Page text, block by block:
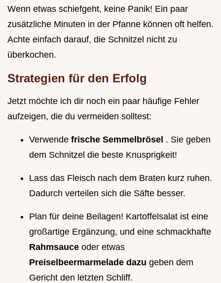
Wenn etwas schiefgeht, keine Panik! Ein paar
zusätzliche Minuten in der Pfanne können oft helfen.
Achte einfach darauf, die Schnitzel nicht zu
überkochen.
Strategien für den Erfolg
Jetzt möchte ich dir noch ein paar häufige Fehler
aufzeigen, die du vermeiden solltest:
Verwende frische Semmelbrösel . Sie geben
dem Schnitzel die beste Knusprigkeit!
Lass das Fleisch nach dem Braten kurz ruhen.
Dadurch verteilen sich die Säfte besser.
Plan für deine Beilagen! Kartoffelsalat ist eine
großartige Ergänzung, und eine schmackhafte
Rahmsauce oder etwas
Preiselbeermarmelade dazu geben dem
Gericht den letzten Schliff.